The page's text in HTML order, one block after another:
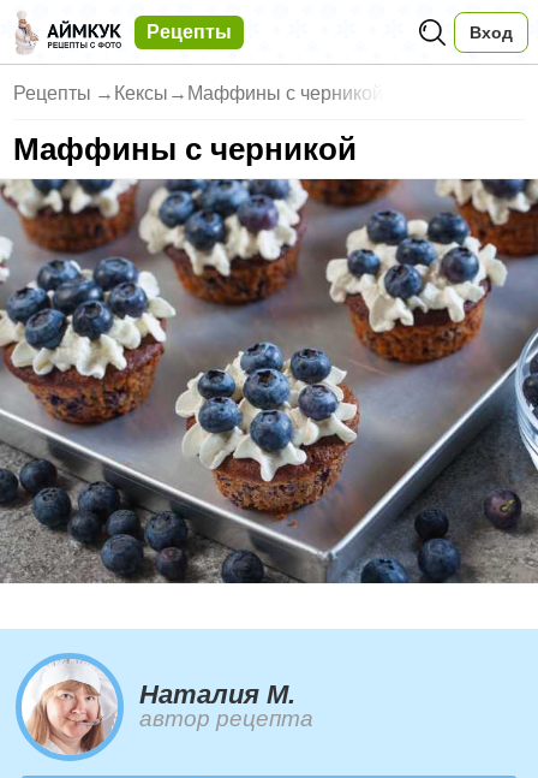
Рецепты Вход
Рецепты → Кексы → Маффины с черникой
Маффины с черникой
Наталия М.
автор рецепта